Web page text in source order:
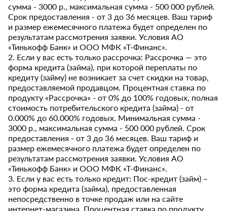
сумма - 3000 р., максимальная сумма - 500 000 рублей.
Срок предоставления - от 3 до 36 месяцев. Ваш тариф
и размер ежемесячного платежа будет определен по
результатам рассмотрения заявки. Условия АО
«Тинькофф Банк» и ООО МФК «Т-Финанс».
2. Если у вас есть только рассрочка: Рассрочка — это
форма кредита (займа), при которой переплаты по
кредиту (займу) не возникает за счет скидки на товар,
предоставляемой продавцом. Процентная ставка по
продукту «Рассрочка» - от 0% до 100% годовых, полная
стоимость потребительского кредита (займа) - от
0.000% до 60.000% годовых. Минимальная сумма -
3000 р., максимальная сумма - 500 000 рублей. Срок
предоставления - от 3 до 36 месяцев. Ваш тариф и
размер ежемесячного платежа будет определен по
результатам рассмотрения заявки. Условия АО
«Тинькофф Банк» и ООО МФК «Т-Финанс».
3. Если у вас есть только кредит: Пос-кредит (займ) –
это форма кредита (займа), предоставленная
непосредственно в точке продаж или на сайте
интернет-магазина. Процентная ставка по продукту